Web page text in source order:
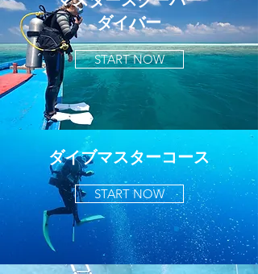
​ダイバー
START NOW
ダイブマスターコース
START NOW